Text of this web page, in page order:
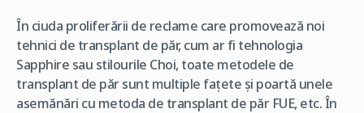
În ciuda proliferării de reclame care promovează noi
tehnici de transplant de păr, cum ar fi tehnologia
Sapphire sau stilourile Choi, toate metodele de
transplant de păr sunt multiple fațete și poartă unele
asemănări cu metoda de transplant de păr FUE, etc. În